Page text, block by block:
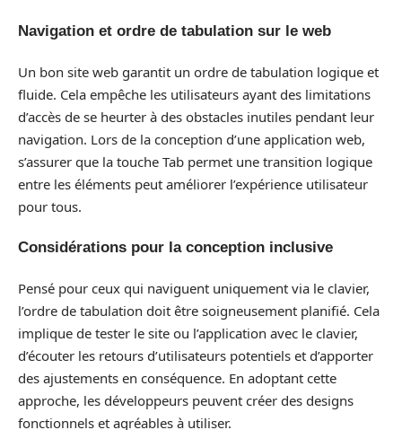
Navigation et ordre de tabulation sur le web
Un bon site web garantit un ordre de tabulation logique et
fluide. Cela empêche les utilisateurs ayant des limitations
d’accès de se heurter à des obstacles inutiles pendant leur
navigation. Lors de la conception d’une application web,
s’assurer que la touche Tab permet une transition logique
entre les éléments peut améliorer l’expérience utilisateur
pour tous.
Considérations pour la conception inclusive
Pensé pour ceux qui naviguent uniquement via le clavier,
l’ordre de tabulation doit être soigneusement planifié. Cela
implique de tester le site ou l’application avec le clavier,
d’écouter les retours d’utilisateurs potentiels et d’apporter
des ajustements en conséquence. En adoptant cette
approche, les développeurs peuvent créer des designs
fonctionnels et agréables à utiliser.